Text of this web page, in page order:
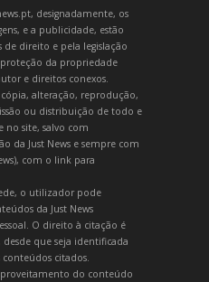
designadamente, os
e a publicidade, estão
de direito e pela legislação
da propriedade
e direitos conexos.
alteração, reprodução,
ou distribuição de todo e
no site, salvo com
da Just News e sempre com
com o link para
o utilizador pode
da Just News
O direito à citação é
que seja identificada
citados.
do conteúdo